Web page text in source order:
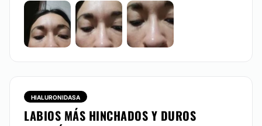
HIALURONIDASA
LABIOS MÁS HINCHADOS Y DUROS